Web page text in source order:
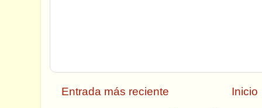
Entrada más reciente
Inicio